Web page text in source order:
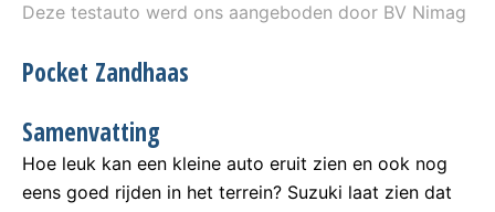
Deze testauto werd ons aangeboden door BV Nimag
Pocket Zandhaas
Samenvatting
Hoe leuk kan een kleine auto eruit zien en ook nog
eens goed rijden in het terrein? Suzuki laat zien dat